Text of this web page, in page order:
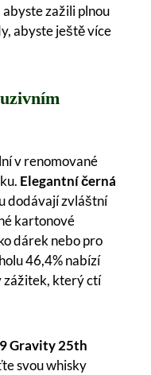
zažili plnou
abyste ještě více
v renomované
Elegantní černá
dodávají zvláštní
kartonové
dárek nebo pro
46,4% nabízí
zážitek, který ctí
Gravity 25th
svou whisky